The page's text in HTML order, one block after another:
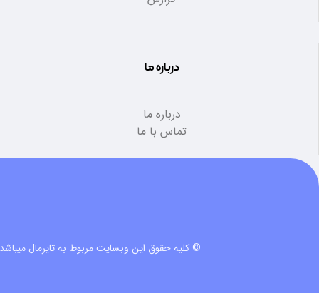
درباره ما
درباره ما
تماس با ما
© کلیه حقوق این وبسایت مربوط به تایرمال